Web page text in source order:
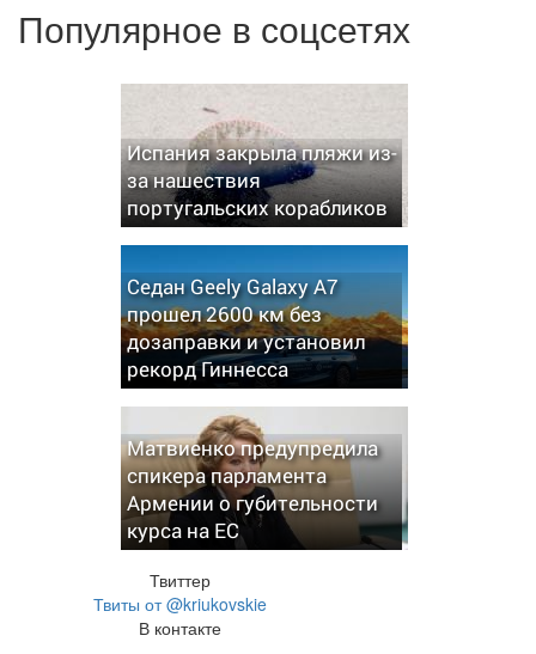
Популярное в соцсетях
Испания закрыла пляжи из-
за нашествия
португальских корабликов
Седан Geely Galaxy A7
прошел 2600 км без
дозаправки и установил
рекорд Гиннесса
Матвиенко предупредила
спикера парламента
Армении о губительности
курса на ЕС
Твиттер
Твиты от @kriukovskie
В контакте